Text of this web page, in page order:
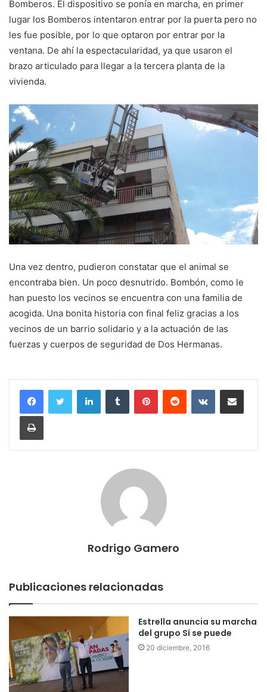
Bomberos. El dispositivo se ponía en marcha, en primer
lugar los Bomberos intentaron entrar por la puerta pero no
les fue posible, por lo que optaron por entrar por la
ventana. De ahí la espectacularidad, ya que usaron el
brazo articulado para llegar a la tercera planta de la
vivienda.
Una vez dentro, pudieron constatar que el animal se
encontraba bien. Un poco desnutrido. Bombón, como le
han puesto los vecinos se encuentra con una familia de
acogida. Una bonita historia con final feliz gracias a los
vecinos de un barrio solidario y a la actuación de las
fuerzas y cuerpos de seguridad de Dos Hermanas.
Rodrigo Gamero
Publicaciones relacionadas
Estrella anuncia su marcha
del grupo Sí se puede
20 diciembre, 2016